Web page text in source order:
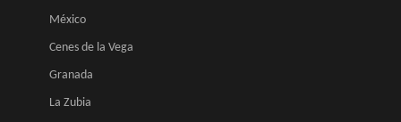
México
Cenes de la Vega
Granada
La Zubia